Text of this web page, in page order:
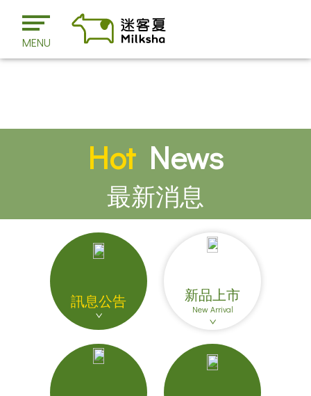
MENU
HotNews
最新消息
訊息公告 新品上市
New Arrival